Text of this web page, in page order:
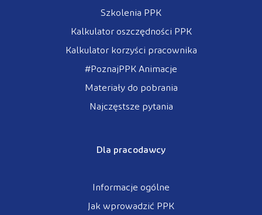
Szkolenia PPK
Kalkulator oszczędności PPK
Kalkulator korzyści pracownika
#PoznajPPK Animacje
Materiały do pobrania
Najczęstsze pytania
Dla pracodawcy
Informacje ogólne
Jak wprowadzić PPK